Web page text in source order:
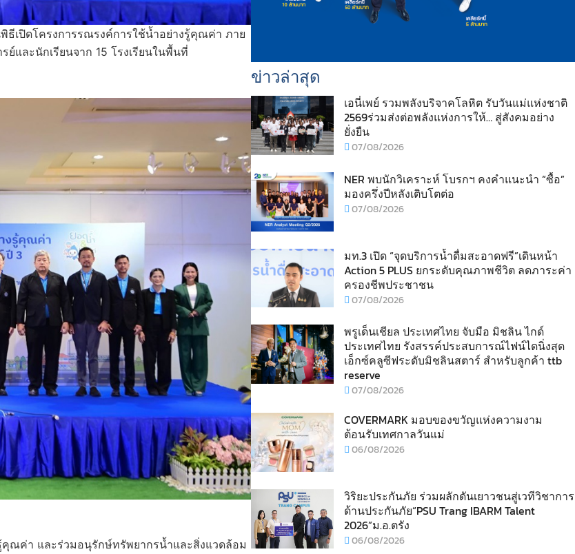
ธีเปิดโครงการรณรงค์การใช้น้ำอย่างรู้คุณค่า ภาย
และนักเรียนจาก 15 โรงเรียนในพื้นที่
คุณค่า และร่วมอนุรักษ์ทรัพยากรน้ำและสิ่งแวดล้อม
ข่าวล่าสุด
เอนี่เพย์ รวมพลังบริจาคโลหิต รับวันแม่แห่งชาติ
2569ร่วมส่งต่อพลังแห่งการให้… สู่สังคมอย่าง
ยั่งยืน
07/08/2026
NER พบนักวิเคราะห์ โบรกฯ คงคำแนะนำ “ซื้อ”
มองครึ่งปีหลังเติบโตต่อ
07/08/2026
มท.3 เปิด “จุดบริการน้ำดื่มสะอาดฟรี”เดินหน้า
Action 5 PLUS ยกระดับคุณภาพชีวิต ลดภาระค่า
ครองชีพประชาชน
07/08/2026
พรูเด็นเชียล ประเทศไทย จับมือ มิชลิน ไกด์
ประเทศไทย รังสรรค์ประสบการณ์ไฟน์ไดนิ่งสุด
เอ็กซ์คลูซีฟระดับมิชลินสตาร์ สำหรับลูกค้า ttb
reserve
07/08/2026
COVERMARK มอบของขวัญแห่งความงาม
ต้อนรับเทศกาลวันแม่
06/08/2026
วิริยะประกันภัย ร่วมผลักดันเยาวชนสู่เวทีวิชาการ
ด้านประกันภัย“PSU Trang IBARM Talent
2026”ม.อ.ตรัง
06/08/2026